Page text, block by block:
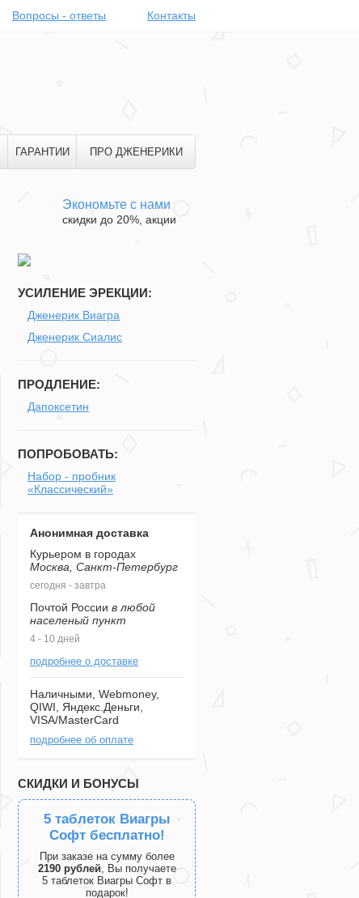
Вопросы - ответы Контакты
ГАРАНТИИ ПРО ДЖЕНЕРИКИ
Экономьте с нами
скидки до 20%, акции
УСИЛЕНИЕ ЭРЕКЦИИ:
Дженерик Виагра
Дженерик Сиалис
ПРОДЛЕНИЕ:
Дапоксетин
ПОПРОБОВАТЬ:
Набор - пробник
«Классический»
Анонимная доставка
Курьером в городах
Москва, Санкт-Петербург
сегодня - завтра
Почтой России в любой
населеный пункт
4 - 10 дней
подробнее о доставке
Наличными, Webmoney,
QIWI, Яндекс.Деньги,
VISA/MasterCard
подробнее об оплате
СКИДКИ И БОНУСЫ
5 таблеток Виагры
Софт бесплатно!
При заказе на сумму более
2190 рублей, Вы получаете
5 таблеток Виагры Софт в
подарок!